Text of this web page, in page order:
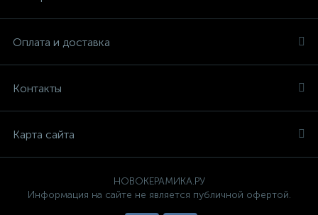
Оплата и доставка
Контакты
Карта сайта
НОВОКЕРАМИКА.РУ
Информация на сайте не является публичной офертой.